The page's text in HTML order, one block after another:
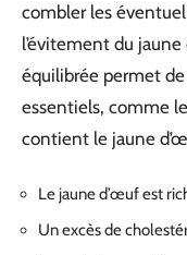
combler les
l’évitement du
équilibrée permet
essentiels, comme
contient le jaune
Le jaune d’œuf est
Un excès de